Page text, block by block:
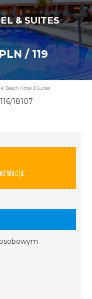
& SUITES
/ 119
Beach Hotel & Suites
18107